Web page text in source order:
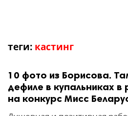
теги: кастинг
10 фото из Борисова.
дефиле в купальниках в
на конкурс Мисс